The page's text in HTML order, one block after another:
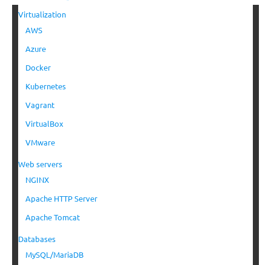
Virtualization
AWS
Azure
Docker
Kubernetes
Vagrant
VirtualBox
VMware
Web servers
NGINX
Apache HTTP Server
Apache Tomcat
Databases
MySQL/MariaDB